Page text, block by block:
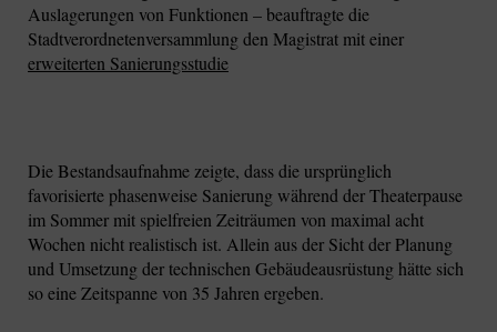
Die Bestandsaufnahme zeigte, dass die ursprünglich
favorisierte phasenweise Sanierung während der Theaterpause
im Sommer mit spielfreien Zeiträumen von maximal acht
Wochen nicht realistisch ist. Allein aus der Sicht der Planung
und Umsetzung der technischen Gebäudeausrüstung hätte sich
so eine Zeitspanne von 35 Jahren ergeben.
Auslagerungen von Funktionen – beauftragte die
Stadtverordnetenversammlung den Magistrat mit einer
erweiterten Sanierungsstudie